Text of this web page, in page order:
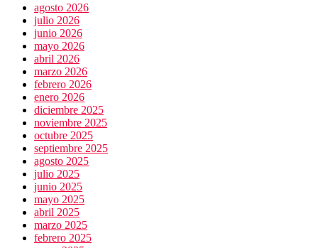
agosto 2026
julio 2026
junio 2026
mayo 2026
abril 2026
marzo 2026
febrero 2026
enero 2026
diciembre 2025
noviembre 2025
octubre 2025
septiembre 2025
agosto 2025
julio 2025
junio 2025
mayo 2025
abril 2025
marzo 2025
febrero 2025